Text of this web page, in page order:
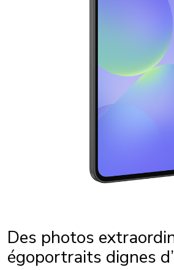
Des photos
égoportraits dignes